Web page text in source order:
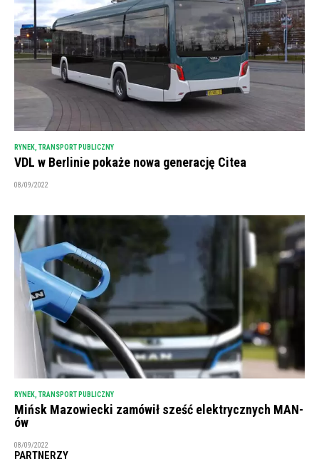
RYNEK TRANSPORT PUBLICZNY
VDL w Berlinie pokaże nowa generację Citea
08/09/2022
RYNEK, TRANSPORT PUBLICZNY
Mińsk Mazowiecki zamówił sześć elektrycznych MAN-
ów
08/09/2022
PARTNERZY